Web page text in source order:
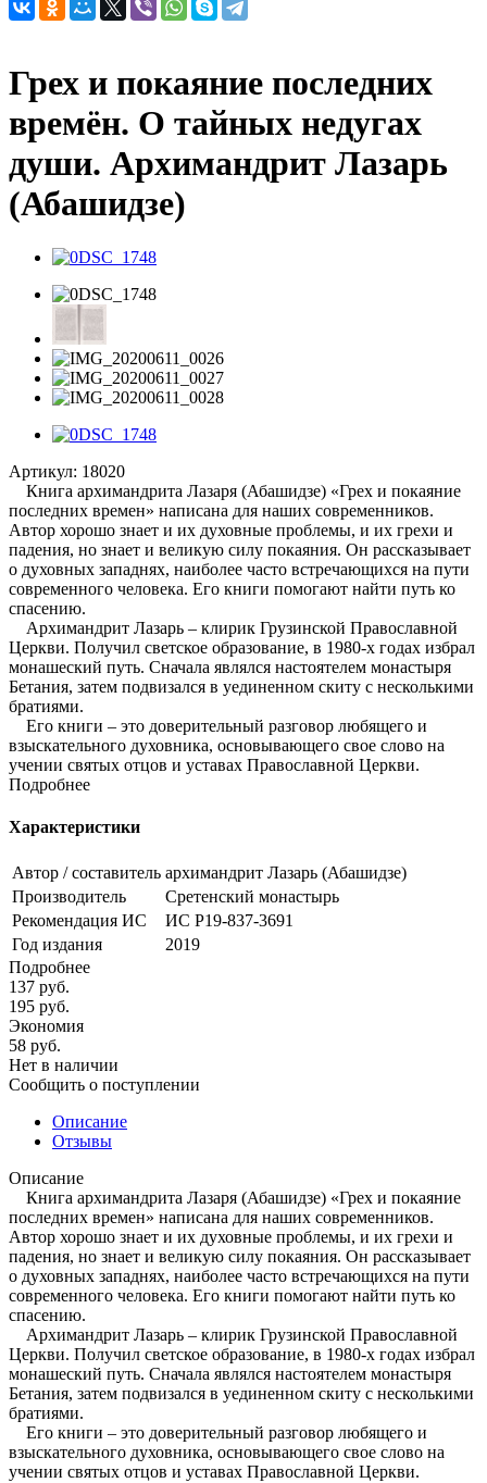
Грех и покаяние последних
времён. О тайных недугах
души. Архимандрит Лазарь
(Абашидзе)
Артикул: 18020
Книга архимандрита Лазаря (Абашидзе) «Грех и покаяние
последних времен» написана для наших современников.
Автор хорошо знает и их духовные проблемы, и их грехи и
падения, но знает и великую силу покаяния. Он рассказывает
о духовных западнях, наиболее часто встречающихся на пути
современного человека. Его книги помогают найти путь ко
спасению.
Архимандрит Лазарь – клирик Грузинской Православной
Церкви. Получил светское образование, в 1980-х годах избрал
монашеский путь. Сначала являлся настоятелем монастыря
Бетания, затем подвизался в уединенном скиту с несколькими
братиями.
Его книги – это доверительный разговор любящего и
взыскательного духовника, основывающего свое слово на
учении святых отцов и уставах Православной Церкви.
Подробнее
Характеристики
Автор / составитель архимандрит Лазарь (Абашидзе)
Производитель
Сретенский монастырь
Рекомендация ИС
ИС Р19-837-3691
Год издания
2019
Подробнее
137 руб.
195 руб.
Экономия
58 руб.
Нет в наличии
Сообщить о поступлении
Описание
Отзывы
Описание
Книга архимандрита Лазаря (Абашидзе) «Грех и покаяние
последних времен» написана для наших современников.
Автор хорошо знает и их духовные проблемы, и их грехи и
падения, но знает и великую силу покаяния. Он рассказывает
о духовных западнях, наиболее часто встречающихся на пути
современного человека. Его книги помогают найти путь ко
спасению.
Архимандрит Лазарь – клирик Грузинской Православной
Церкви. Получил светское образование, в 1980-х годах избрал
монашеский путь. Сначала являлся настоятелем монастыря
Бетания, затем подвизался в уединенном скиту с несколькими
братиями.
Его книги – это доверительный разговор любящего и
взыскательного духовника, основывающего свое слово на
учении святых отцов и уставах Православной Церкви.